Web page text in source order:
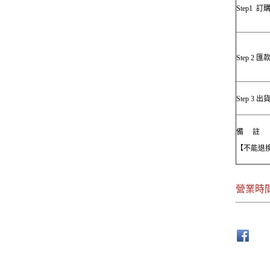
Step1 訂
Step 2 匯
Step 3 出
備 註
【不能退
營業時